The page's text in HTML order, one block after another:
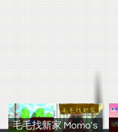
毛毛找新家 Momo's